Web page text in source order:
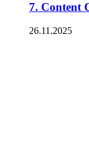
7. Content
26.11.2025